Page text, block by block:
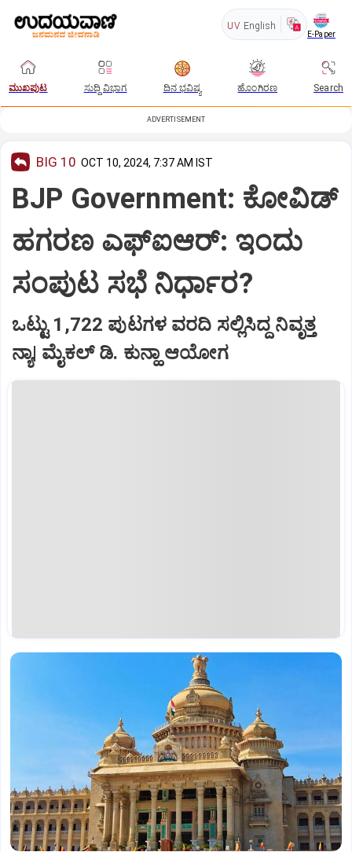
UV English
E-Paper
ಮುಖಪುಟ ಸುದ್ದಿ ವಿಭಾಗ ದಿನ ಭವಿಷ್ಯ ಹೊಂಗಿರಣ Search
ADVERTISEMENT
BIG 10 OCT 10, 2024, 7:37 AM IST
BJP Government: ಕೋವಿಡ್‌
ಹಗರಣ ಎಫ್ಐಆರ್‌: ಇಂದು
ಸಂಪುಟ ಸಭೆ ನಿರ್ಧಾರ?
ಒಟ್ಟು 1,722 ಪುಟಗಳ ವರದಿ ಸಲ್ಲಿಸಿದ್ದ ನಿವೃತ್ತ
ನ್ಯಾ| ಮೈಕಲ್‌ ಡಿ. ಕುನ್ಹಾ ಆಯೋಗ